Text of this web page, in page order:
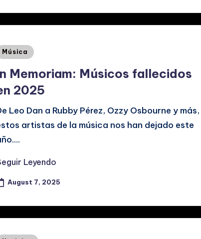
Música
Memoriam: Músicos fallecidos
2025
Leo Dan a Rubby Pérez, Ozzy Osbourne y más,
artistas de la música nos han dejado este
Leyendo
August 7, 2025